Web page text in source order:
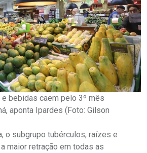
bebidas caem pelo 3º mês
aponta Ipardes (Foto: Gilson
o subgrupo tubérculos, raízes e
maior retração em todas as